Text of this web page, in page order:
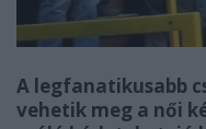
A legfanatikusabb
vehetik meg a női